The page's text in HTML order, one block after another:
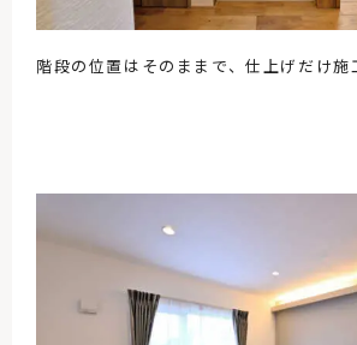
階段の位置はそのままで、仕上げだけ施